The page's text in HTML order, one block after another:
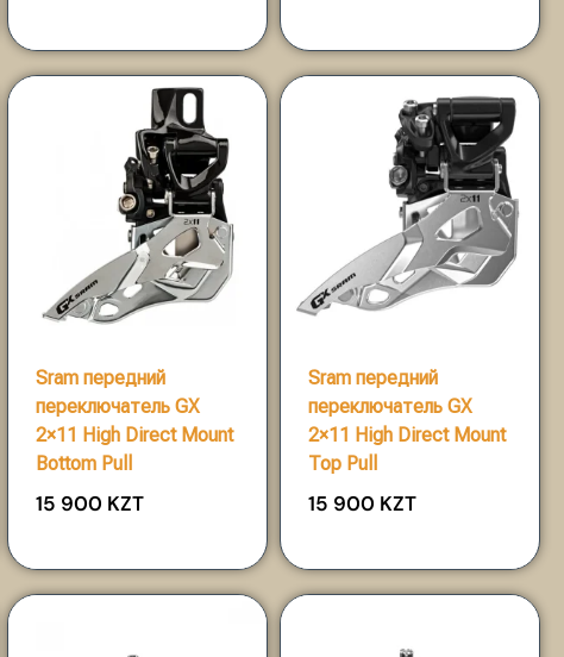
Sram передний
переключатель GX
2×11 High Direct Mount
Bottom Pull
15 900 KZT
Sram передний
переключатель GX
2×11 High Direct Mount
Top Pull
15 900 KZT